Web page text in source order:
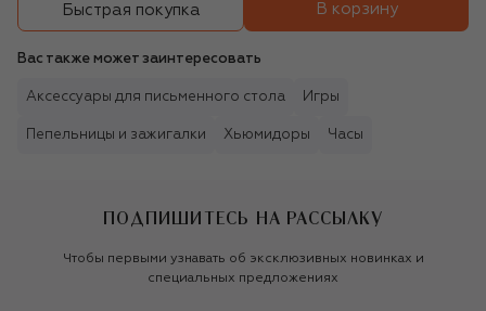
Быстрая покупка В корзину
Вас также может заинтересовать
Аксессуары для письменного стола Игры
Пепельницы и зажигалки Хьюмидоры Часы
ПОДПИШИТЕСЬ НА РАССЫЛКУ
Чтобы первыми узнавать об эксклюзивных новинках и
специальных предложениях